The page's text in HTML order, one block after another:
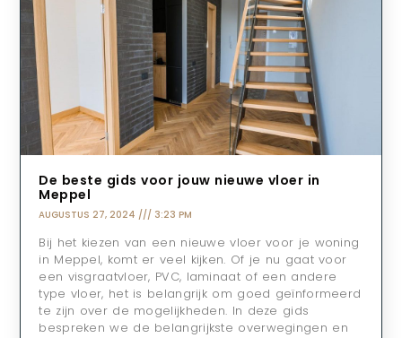
De beste gids voor jouw nieuwe vloer in
Meppel
AUGUSTUS 27, 2024 3:23 PM
Bij het kiezen van een nieuwe vloer voor je woning
in Meppel, komt er veel kijken. Of je nu gaat voor
een visgraatvloer, PVC, laminaat of een andere
type vloer, het is belangrijk om goed geïnformeerd
te zijn over de mogelijkheden. In deze gids
bespreken we de belangrijkste overwegingen en